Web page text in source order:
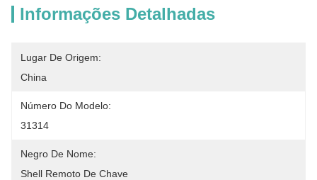
Informações Detalhadas
Lugar De Origem:
China
Número Do Modelo:
31314
Negro De Nome:
Shell Remoto De Chave